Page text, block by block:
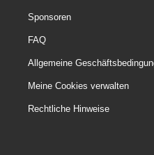
Sponsoren
FAQ
Allgemeine
Meine Cookies verwalten
Rechtliche Hinweise